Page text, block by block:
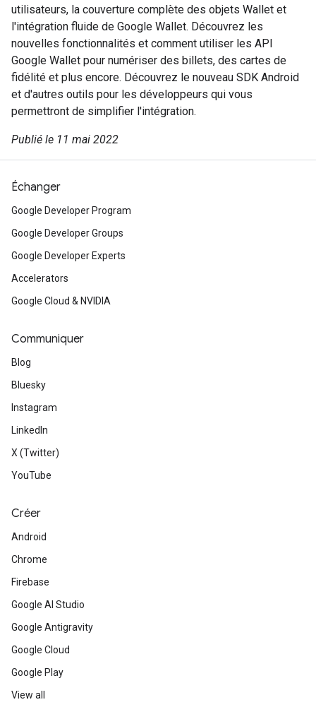
utilisateurs, la couverture complète des objets Wallet et
l'intégration fluide de Google Wallet. Découvrez les
nouvelles fonctionnalités et comment utiliser les API
Google Wallet pour numériser des billets, des cartes de
fidélité et plus encore. Découvrez le nouveau SDK Android
et d'autres outils pour les développeurs qui vous
permettront de simplifier l'intégration.
Publié le 11 mai 2022
Échanger
Google Developer Program
Google Developer Groups
Google Developer Experts
Accelerators
Google Cloud & NVIDIA
Communiquer
Blog
Bluesky
Instagram
LinkedIn
X (Twitter)
YouTube
Créer
Android
Chrome
Firebase
Google AI Studio
Google Antigravity
Google Cloud
Google Play
View all